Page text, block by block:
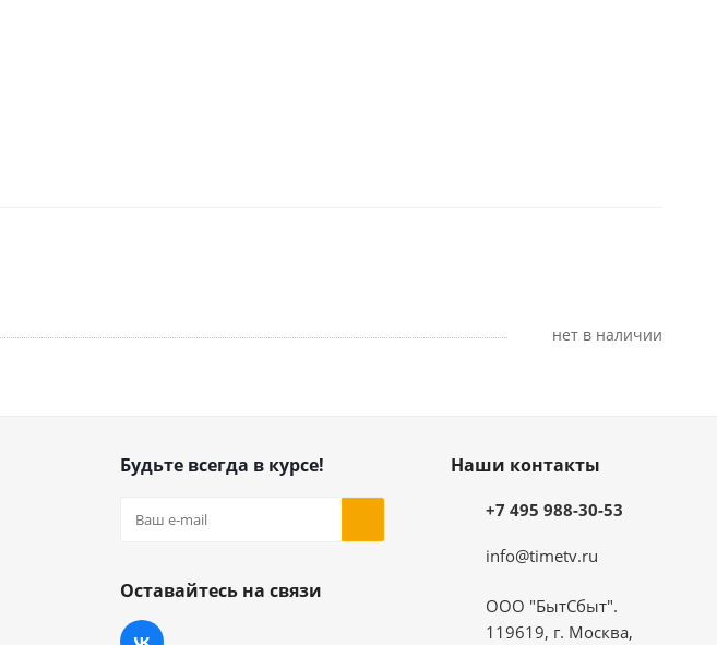
Нет в наличии
Будьте всегда в курсе!
Оставайтесь на связи
Наши контакты
+7 495 988-30-53
info@timetv.ru
ООО "БытСбыт".
119619, г. Москва,